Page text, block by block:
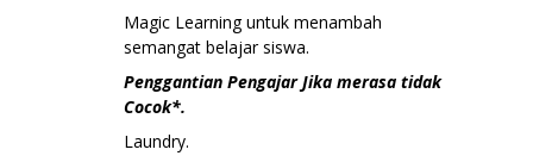
Magic Learning untuk menambah
semangat belajar siswa.
Penggantian Pengajar Jika merasa tidak
Cocok*.
Laundry.